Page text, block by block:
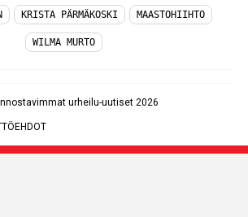
KRISTA PÄRMÄKOSKI MAASTOHIIHTO
WILMA MURTO
urheilu-uutiset 2026